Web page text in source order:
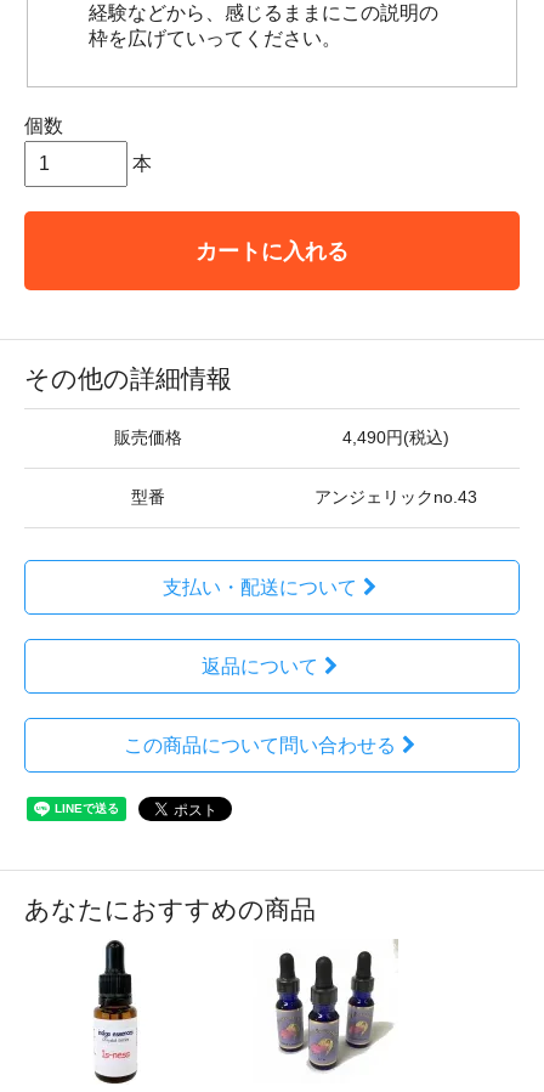
経験などから、感じるままにこの説明の
枠を広げていってください。
個数
本
カートに入れる
その他の詳細情報
販売価格 4,490円(税込)
型番 アンジェリックno.43
支払い・配送について
返品について
この商品について問い合わせる
あなたにおすすめの商品